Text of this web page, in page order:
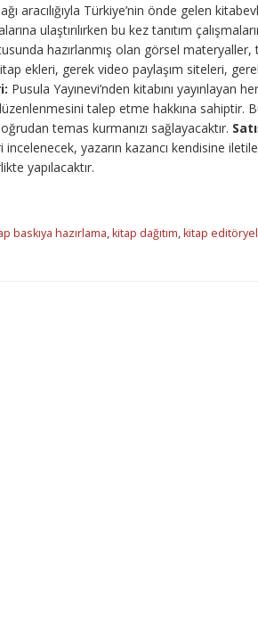
aracılığıyla Türkiye’nin önde gelen
ulaştırılırken bu kez tanıtım
hazırlanmış olan görsel materyaller,
ekleri, gerek video paylaşım siteleri,
Pusula Yayınevi’nden kitabını yayınlayan
talep etme hakkına sahiptir.
temas kurmanızı sağlayacaktır.
yazarın kazancı kendisine
yapılacaktır.
baskıya hazırlama,kitap dağıtım,kitap editöryel